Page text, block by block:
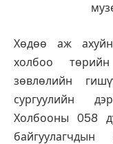
Хөдөө аж ахуйн
холбоо
зөвлөлийн
сургуулийн
Холбооны 058